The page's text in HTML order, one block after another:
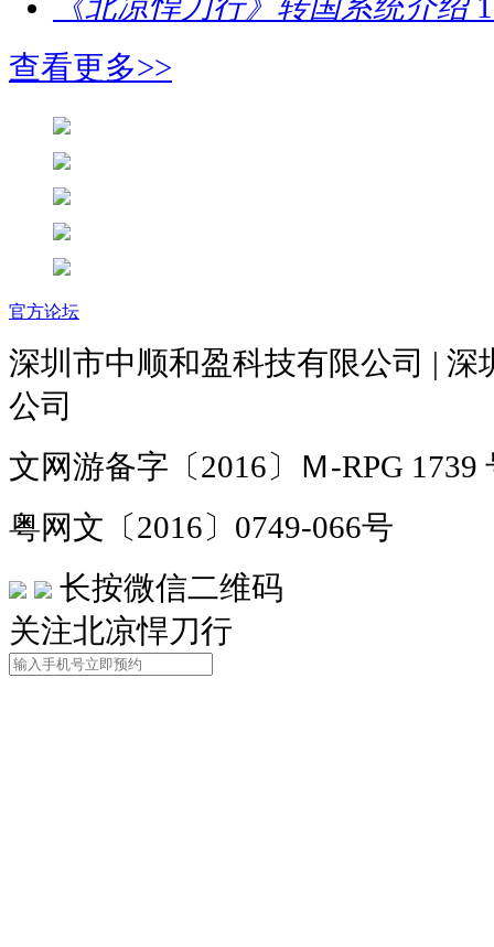
《北凉悍刀行》转国系统介绍
查看更多>>
官方论坛
深圳市中顺和盈科技有限公司 |
公司
文网游备字〔2016〕Ｍ-RPG 1739
粤网文〔2016〕0749-066号
长按微信二维码
关注北凉悍刀行